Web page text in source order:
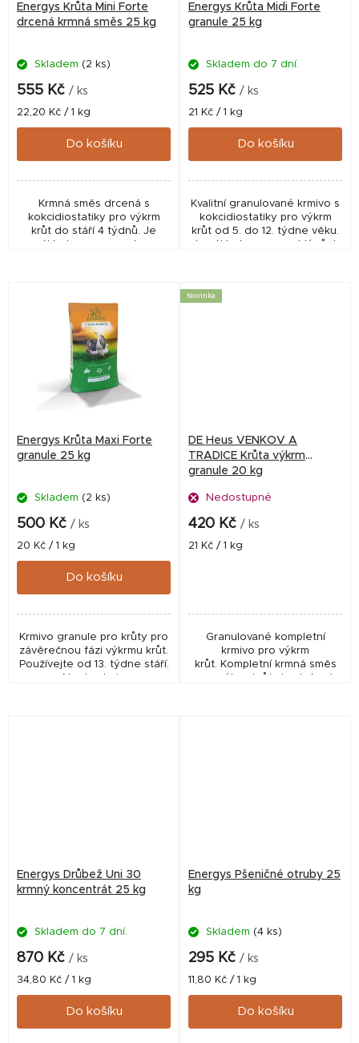
o
Energys Krůta Mini Forte
drcená krmná směs 25 kg
Skladem (2 ks)
555 Kč / ks
Měrná
cena:
22,20 Kč / 1 kg
Do košíku
Krmná směs drcená s
kokcidiostatiky pro výkrm
krůt do stáří 4 týdnů. Je
základem pro vysokou
Energys Krůta Midi Forte
granule 25 kg
Skladem do 7 dní.
525 Kč / ks
Měrná
cena:
21 Kč / 1 kg
Do košíku
Kvalitní granulované krmivo s
kokcidiostatiky pro výkrm
krůt od 5. do 12. týdne věku.
Je základem pro rychlý růst,
Energys Krůta Maxi Forte
granule 25 kg
Skladem (2 ks)
500 Kč / ks
Měrná
cena:
20 Kč / 1 kg
Do košíku
Krmivo granule pro krůty pro
závěrečnou fázi výkrmu krůt.
Používejte od 13. týdne stáří.
Novinka
DE Heus VENKOV A
TRADICE Krůta výkrm
granule 20 kg
Nedostupné
420 Kč / ks
Měrná
21 Kč / 1 kg
Granulované kompletní
krmivo pro výkrm
krůt. Kompletní krmná směs
Energys Drůbež Uni 30
krmný koncentrát 25 kg
Skladem do 7 dní.
870 Kč / ks
Měrná
cena:
34,80 Kč / 1 kg
Do košíku
Energys Pšeničné otruby 25
kg
Skladem (4 ks)
295 Kč / ks
Měrná
cena:
11,80 Kč / 1 kg
Do košíku